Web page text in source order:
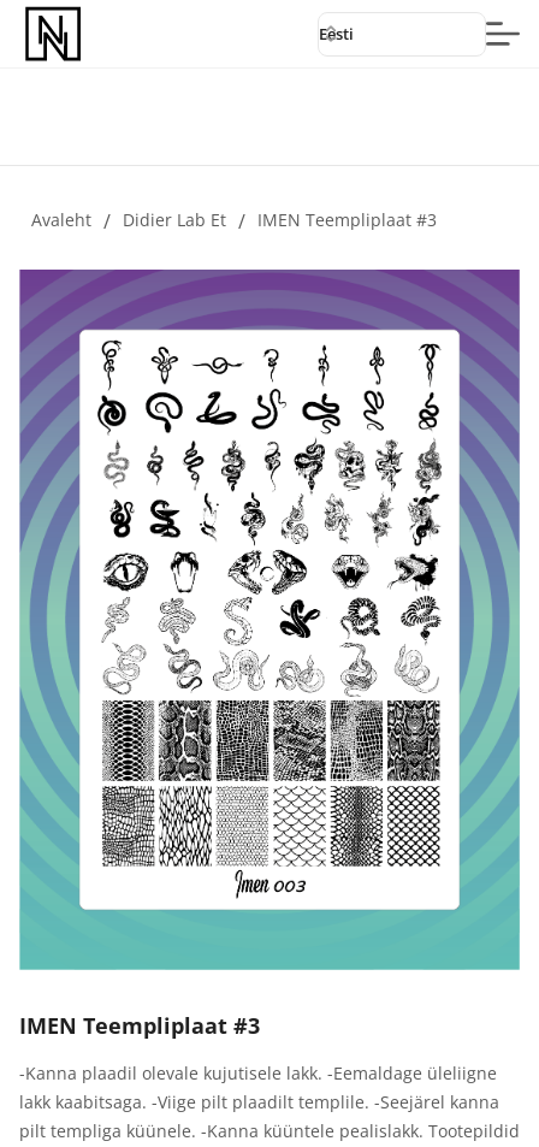
Eesti
Avaleht / Didier Lab Et / IMEN Teempliplaat #3
IMEN Teempliplaat #3
-Kanna plaadil olevale kujutisele lakk. -Eemaldage üleliigne
lakk kaabitsaga. -Viige pilt plaadilt templile. -Seejärel kanna
pilt templiga küünele. -Kanna küüntele pealislakk. Tootepildid